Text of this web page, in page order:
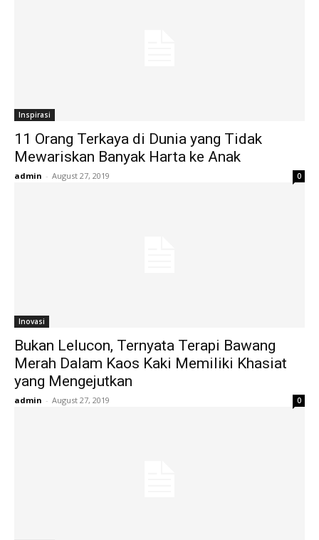
Inspirasi
11 Orang Terkaya di Dunia yang Tidak
Mewariskan Banyak Harta ke Anak
admin - August 27, 2019 0
Inovasi
Bukan Lelucon, Ternyata Terapi Bawang
Merah Dalam Kaos Kaki Memiliki Khasiat
yang Mengejutkan
admin - August 27, 2019 0